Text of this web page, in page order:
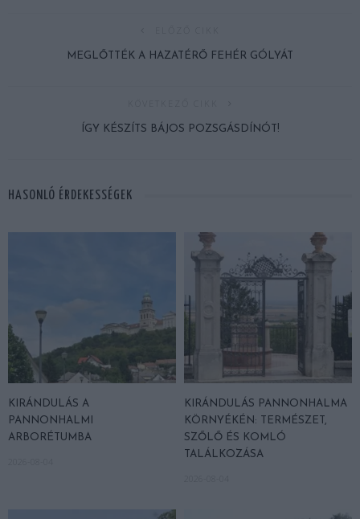
MEGLŐTTÉK A HAZATÉRŐ FEHÉR GÓLYÁT
ÍGY KÉSZÍTS BÁJOS POZSGÁSDÍNÓT!
HASONLÓ ÉRDEKESSÉGEK
KIRÁNDULÁS A
PANNONHALMI
ARBORÉTUMBA
KIRÁNDULÁS PANNONHALMA
KÖRNYÉKÉN: TERMÉSZET,
SZŐLŐ ÉS KOMLÓ
TALÁLKOZÁSA